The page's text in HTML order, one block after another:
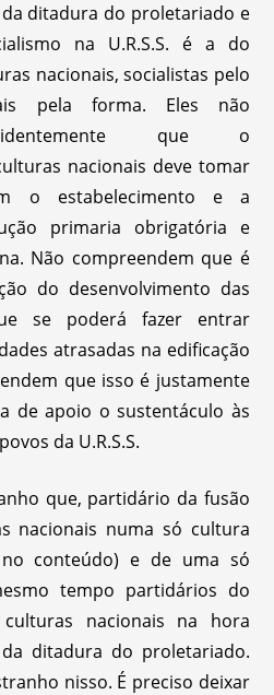
ditadura do proletariado e
na U.R.S.S. é a do
nacionais, socialistas pelo
pela forma. Eles não
que o
nacionais deve tomar
o estabelecimento e a
primaria obrigatória e
Não compreendem que é
do desenvolvimento das
se poderá fazer entrar
atrasadas na edificação
que isso é justamente
de apoio o sustentáculo às
da U.R.S.S.
que, partidário da fusão
nacionais numa só cultura
conteúdo) e de uma só
tempo partidários do
culturas nacionais na hora
ditadura do proletariado.
nisso. É preciso deixar